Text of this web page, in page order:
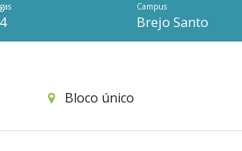
Campus
Brejo Santo
Bloco único